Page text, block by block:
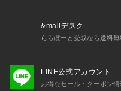
&mallデスク
ららぽーと受取なら送料無
LINE公式アカウント
お得なセール・クーポン情